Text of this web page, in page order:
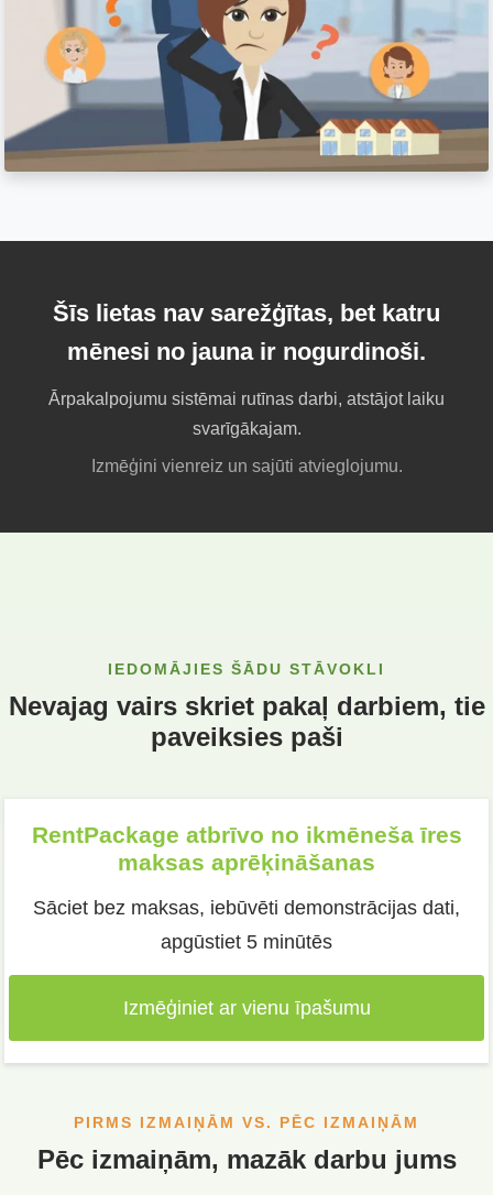
Šīs lietas nav sarežģītas, bet katru
mēnesi no jauna ir nogurdinoši.
Ārpakalpojumu sistēmai rutīnas darbi, atstājot laiku
svarīgākajam.
Izmēģini vienreiz un sajūti atvieglojumu.
IEDOMĀJIES ŠĀDU STĀVOKLI
Nevajag vairs skriet pakaļ darbiem, tie
paveiksies paši
RentPackage atbrīvo no ikmēneša īres
maksas aprēķināšanas
Sāciet bez maksas, iebūvēti demonstrācijas dati,
apgūstiet 5 minūtēs
Izmēģiniet ar vienu īpašumu
PIRMS IZMAIŅĀM VS. PĒC IZMAIŅĀM
Pēc izmaiņām, mazāk darbu jums